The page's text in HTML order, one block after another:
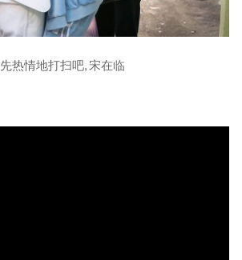
先热情地打扫吧, 宋在临